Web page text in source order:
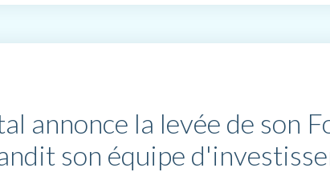
annonce la levée de son
son équipe